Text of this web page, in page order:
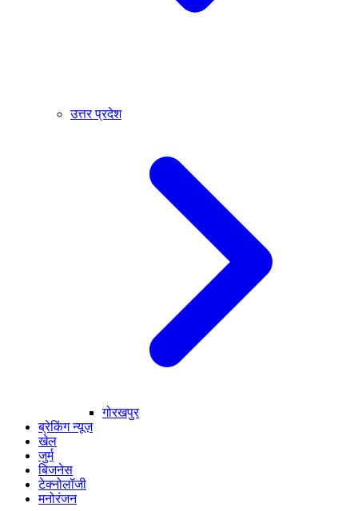
उत्तर प्रदेश
गोरखपुर
ब्रेकिंग न्यूज़
खेल
जुर्म
बिजनेस
टेक्नोलॉजी
मनोरंजन